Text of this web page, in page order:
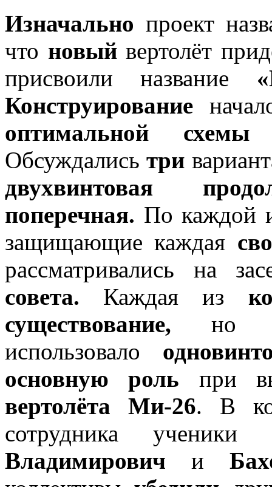
Изначально проект
что новыйвертолёт
присвоили название
Конструирование
оптимальной схемыи
Обсуждалисьтри
двухвинтовая
поперечная. По каждой
защищающие каждая
рассматривались на
совета. Каждая из
существование,
использовало
основную роль при
вертолёта
Ми-26. В
сотрудника ученики
Владимирович и